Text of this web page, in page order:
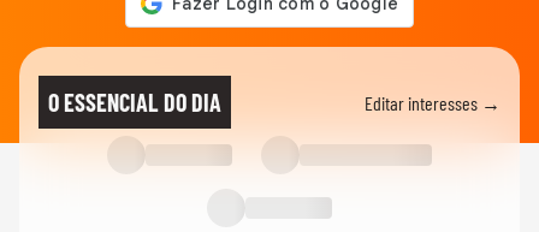
O ESSENCIAL DO DIA Editar interesses →